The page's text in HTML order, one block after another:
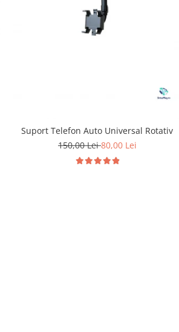
Suport Telefon Auto Universal Rotativ
150,00 Lei80,00 Lei